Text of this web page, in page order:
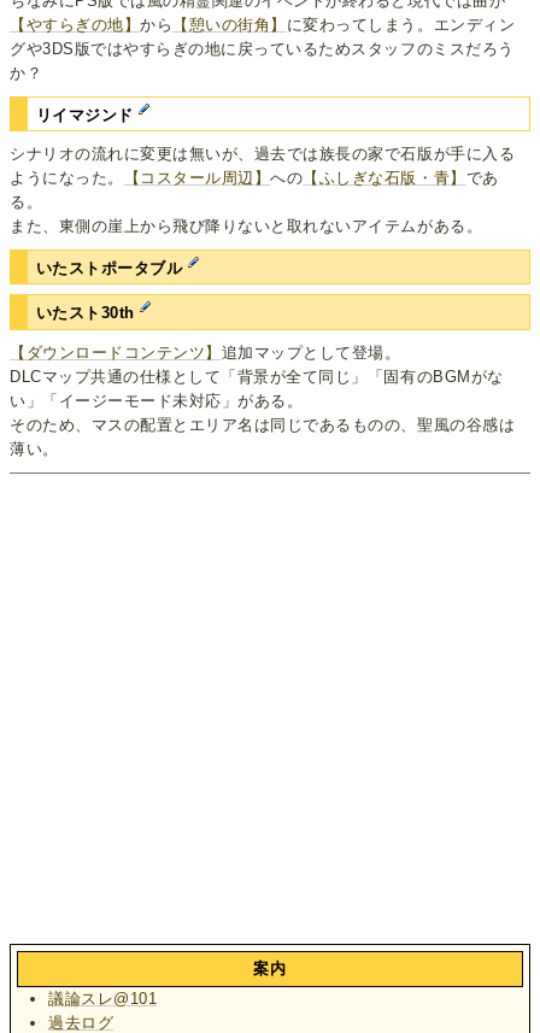
【やすらぎの地】から 【憩いの街角】 に変わってしまう。エンディン
グや3DS版ではやすらぎの地に戻っているためスタッフのミスだろう
か？
リイマジンド
シナリオの流れに変更は無いが、過去では族長の家で石版が手に入る
ようになった。
【コスタール周辺】への 【ふしぎな石版・青】 であ
る。
また、東側の崖上から飛び降りないと取れないアイテムがある。
いたストポータブル
いたスト30th
【ダウンロードコンテンツ】 追加マップとして登場。
DLCマップ共通の仕様として「背景が全て同じ」「固有のBGMがな
い」「イージーモード未対応」がある。
そのため、マスの配置とエリア名は同じであるものの、聖風の谷感は
薄い。
案内
議論スレ@101
過去ログ